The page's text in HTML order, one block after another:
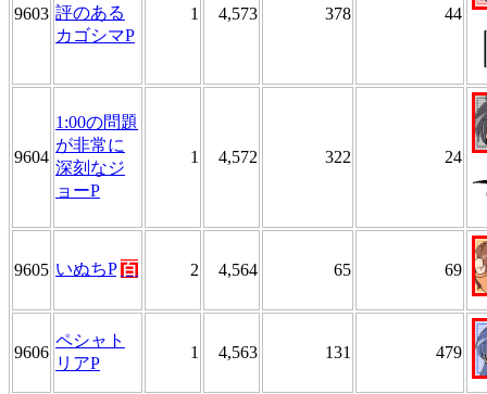
9603 評のある
カゴシマP
1 4,573 378 44
9604
1:00の問題
が非常に
深刻なジ
ョーP
1 4,572 322 24
9605 いぬちP 百 2 4,564 65 69
9606
ペシャト
リアP
1 4,563 131 479